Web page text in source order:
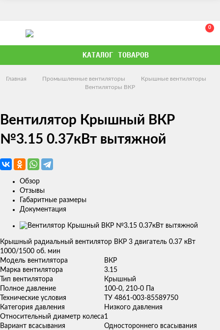
0
КАТАЛОГ ТОВАРОВ
Главная Промышленные вентиляторы
Крышные вентиляторы
Вентиляторы ВКР
Вентилятор Крышный ВКР
№3.15 0.37кВт вытяжной
Обзор
Отзывы
Габаритные размеры
Документация
Изображения
товаров
Крышный радиальный вентилятор ВКР 3 двигатель 0.37 кВт
1000/1500 об. мин
Модель вентилятора
ВКР
Марка вентилятора
3.15
Тип вентилятора
Крышный
Полное давление
100-0, 210-0 Па
Технические условия
ТУ 4861-003-85589750
Категория давления
Низкого давления
Относительный диаметр колеса1
Вариант всасывания
Одностороннего всасывания